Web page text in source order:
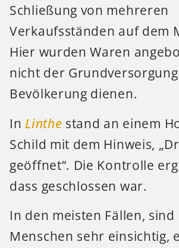
Schließung von mehreren
Verkaufsständen auf dem
Hier wurden Waren
nicht der
Bevölkerung dienen.
In Linthe stand an einem
Schild mit dem Hinweis,
geöffnet“. Die Kontrolle
dass geschlossen war.
In den meisten Fällen, sind
Menschen sehr einsichtig,